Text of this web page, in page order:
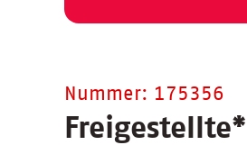
Nummer: 175356
Freigestellte*